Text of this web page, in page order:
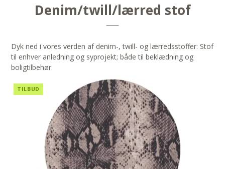
Denim/twill/lærred stof
Dyk ned i vores verden af denim-, twill- og lærredsstoffer: Stof
til enhver anledning og syprojekt; både til beklædning og
boligtilbehør.
TILBUD